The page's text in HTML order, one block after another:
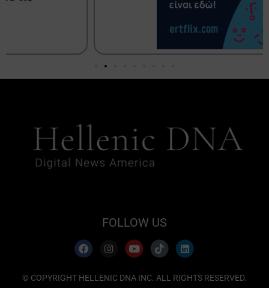
FOLLOW US
© COPYRIGHT HELLENIC DNA INC. ALL RIGHTS RESERVED.